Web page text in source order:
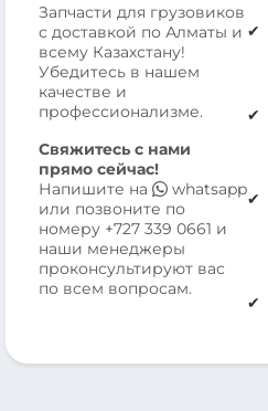
Запчасти для грузовиков
с доставкой по Алматы и
всему Казахстану!
Убедитесь в нашем
качестве и
профессионализме.
Свяжитесь с нами
прямо сейчас!
Напишите на
whatsapp
или позвоните по
номеру +727 339 0661 и
наши менеджеры
проконсультируют вас
по всем вопросам.